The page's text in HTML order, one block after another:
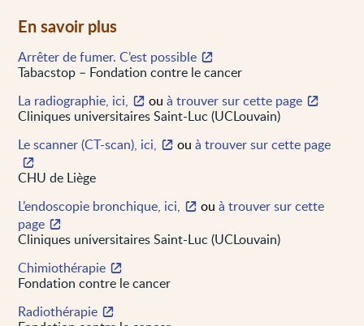
En savoir plus
Arrêter de fumer. C’est possible
Tabacstop – Fondation contre le cancer
La radiographie, ici,
ouà trouver sur cette page
Cliniques universitaires Saint-Luc (UCLouvain)
Le scanner (CT-scan), ici,
ouà trouver sur cette page
CHU de Liège
L’endoscopie bronchique, ici,
ouà trouver sur cette
page
Cliniques universitaires Saint-Luc (UCLouvain)
Chimiothérapie
Fondation contre le cancer
Radiothérapie